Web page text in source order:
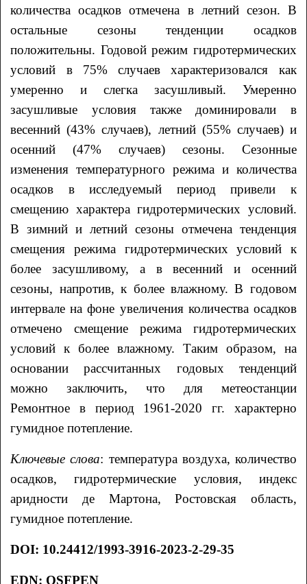
количества осадков отмечена в летний сезон. В
остальные сезоны тенденции осадков
положительны. Годовой режим гидротермических
условий в 75% случаев характеризовался как
умеренно и слегка засушливый. Умеренно
засушливые условия также доминировали в
весенний (43% случаев), летний (55% случаев) и
осенний (47% случаев) сезоны. Сезонные
изменения температурного режима и количества
осадков в исследуемый период привели к
смещению характера гидротермических условий.
В зимний и летний сезоны отмечена тенденция
смещения режима гидротермических условий к
более засушливому, а в весенний и осенний
сезоны, напротив, к более влажному. В годовом
интервале на фоне увеличения количества осадков
отмечено смещение режима гидротермических
условий к более влажному. Таким образом, на
основании рассчитанных годовых тенденций
можно заключить, что для метеостанции
Ремонтное в период 1961-2020 гг. характерно
гумидное потепление.
Ключевые слова: температура воздуха, количество
осадков, гидротермические условия, индекс
аридности де Мартона, Ростовская область,
гумидное потепление.
DOI: 10.24412/1993-3916-2023-2-29-35
EDN: OSFPEN